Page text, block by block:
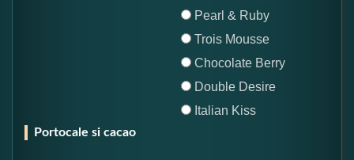
Pearl & Ruby
Trois Mousse
Chocolate Berry
Double Desire
Italian Kiss
Portocale si cacao